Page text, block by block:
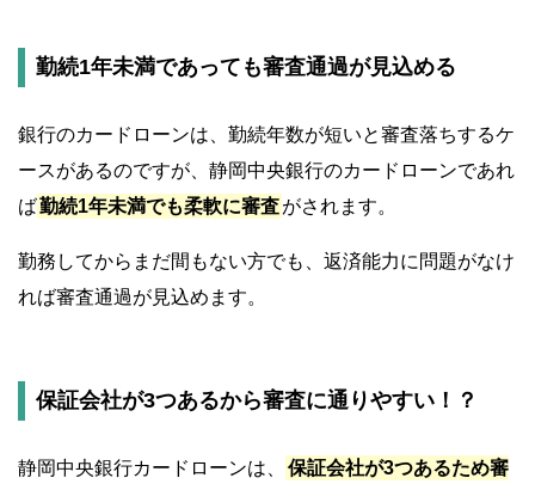
勤続1年未満であっても審査通過が見込める
銀行のカードローンは、勤続年数が短いと審査落ちするケ
ースがあるのですが、静岡中央銀行のカードローンであれ
ば勤続1年未満でも柔軟に審査がされます。
勤務してからまだ間もない方でも、返済能力に問題がなけ
れば審査通過が見込めます。
保証会社が3つあるから審査に通りやすい！？
静岡中央銀行カードローンは、
保証会社が3つあるため審